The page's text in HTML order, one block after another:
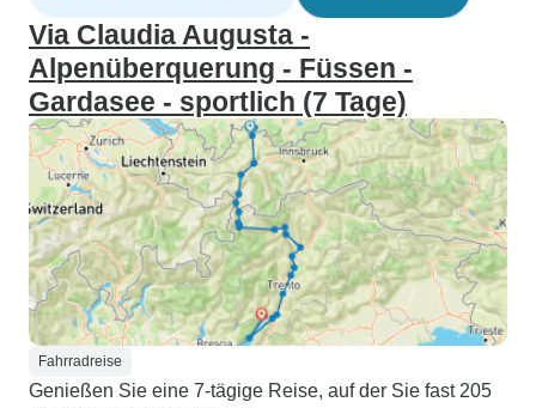
Via Claudia Augusta -
Alpenüberquerung - Füssen -
Gardasee - sportlich (7 Tage)
Fahrradreise
Genießen Sie eine 7-tägige Reise, auf der Sie fast 205